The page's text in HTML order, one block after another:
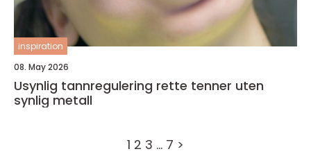
inspiration
08. May 2026
Usynlig tannregulering rette tenner uten
synlig metall
1 2 3 … 7 >